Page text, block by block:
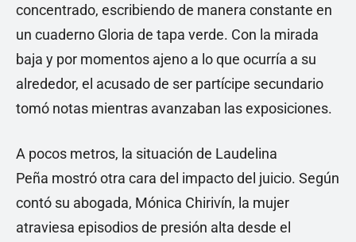
concentrado, escribiendo de manera constante en
un cuaderno Gloria de tapa verde. Con la mirada
baja y por momentos ajeno a lo que ocurría a su
alrededor, el acusado de ser partícipe secundario
tomó notas mientras avanzaban las exposiciones.
A pocos metros, la situación de Laudelina
Peña mostró otra cara del impacto del juicio. Según
contó su abogada, Mónica Chirivín, la mujer
atraviesa episodios de presión alta desde el